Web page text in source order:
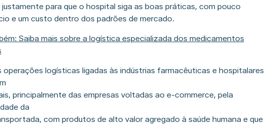
para que o hospital siga as boas práticas, com pouco
e um custo dentro dos padrões de mercado.
Saiba mais sobre a logística especializada dos medicamentos
operações logísticas ligadas às indústrias farmacêuticas e hospitalares
principalmente das empresas voltadas ao e-commerce, pela
da
com produtos de alto valor agregado à saúde humana e que